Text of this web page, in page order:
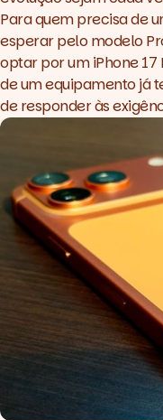
Para quem precisa de
esperar pelo modelo
optar por umiPhone
de um equipamento já
de responder às